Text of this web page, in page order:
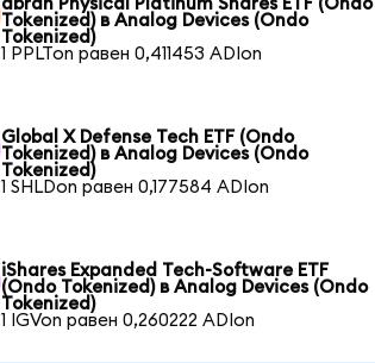
abrdn Physical Platinum Shares ETF (Ondo
Tokenized) в Analog Devices (Ondo
Tokenized)
1 PPLTon равен 0,411453 ADIon
Global X Defense Tech ETF (Ondo
Tokenized) в Analog Devices (Ondo
Tokenized)
1 SHLDon равен 0,177584 ADIon
iShares Expanded Tech-Software ETF
(Ondo Tokenized) в Analog Devices (Ondo
Tokenized)
1 IGVon равен 0,260222 ADIon